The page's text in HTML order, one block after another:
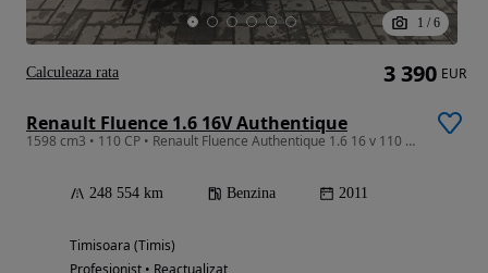
1 / 6
Renault Fluence 1.6 16V Authentique
1598 cm3 • 110 CP • Renault Fluence Authentique 1.6 16 v 110 CP
248 554 km Benzina 2011
Timisoara (Timis)
Profesionist • Reactualizat
3 390 EUR
Calculeaza rata